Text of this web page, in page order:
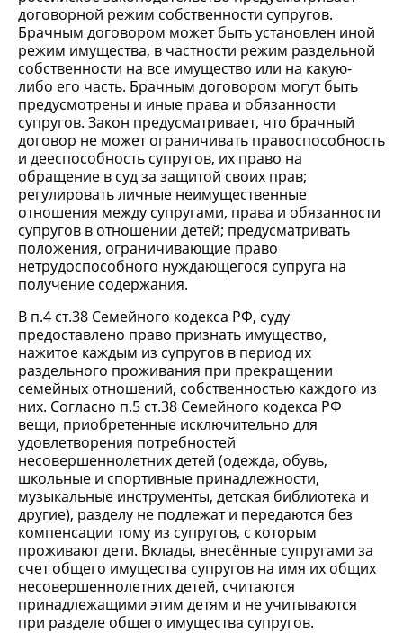
договорной режим собственности супругов.
Брачным договором может быть установлен иной
режим имущества, в частности режим раздельной
собственности на все имущество или на какую-
либо его часть. Брачным договором могут быть
предусмотрены и иные права и обязанности
супругов. Закон предусматривает, что брачный
договор не может ограничивать правоспособность
и дееспособность супругов, их право на
обращение в суд за защитой своих прав;
регулировать личные неимущественные
отношения между супругами, права и обязанности
супругов в отношении детей; предусматривать
положения, ограничивающие право
нетрудоспособного нуждающегося супруга на
получение содержания.
В п.4 ст.38 Семейного кодекса РФ, суду
предоставлено право признать имущество,
нажитое каждым из супругов в период их
раздельного проживания при прекращении
семейных отношений, собственностью каждого из
них. Согласно п.5 ст.38 Семейного кодекса РФ
вещи, приобретенные исключительно для
удовлетворения потребностей
несовершеннолетних детей (одежда, обувь,
школьные и спортивные принадлежности,
музыкальные инструменты, детская библиотека и
другие), разделу не подлежат и передаются без
компенсации тому из супругов, с которым
проживают дети. Вклады, внесённые супругами за
счет общего имущества супругов на имя их общих
несовершеннолетних детей, считаются
принадлежащими этим детям и не учитываются
при разделе общего имущества супругов.